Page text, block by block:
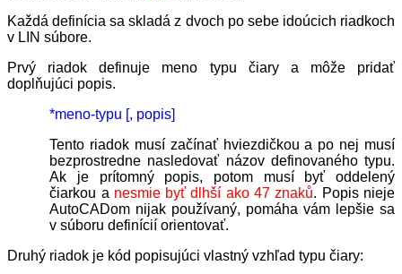
Každá definícia sa skladá z dvoch po sebe idoúcich riadkoch
v LIN súbore.
Prvý riadok definuje meno typu čiary a môže pridať
doplňujúci popis.
*meno-typu [, popis]
Tento riadok musí začínať hviezdičkou a po nej musí
bezprostredne nasledovať názov definovaného typu.
Ak je prítomný popis, potom musí byť oddelený
čiarkou a nesmie byť dlhší ako 47 znaků. Popis nieje
AutoCADom nijak používaný, pomáha vám lepšie sa
v súboru definícií orientovať.
Druhý riadok je kód popisujúci vlastný vzhľad typu čiary: